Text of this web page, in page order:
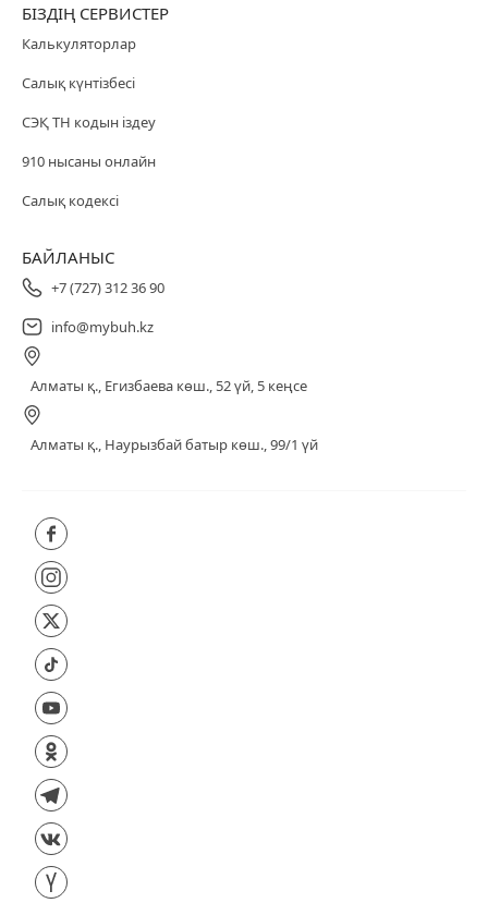
БІЗДІҢ СЕРВИСТЕР
Калькуляторлар
Салық күнтізбесі
СЭҚ ТН кодын іздеу
910 нысаны онлайн
Салық кодексі
БАЙЛАНЫС
+7 (727) 312 36 90
info@mybuh.kz
Алматы қ., Егизбаева көш., 52 үй, 5 кеңсе
Алматы қ., Наурызбай батыр көш., 99/1 үй